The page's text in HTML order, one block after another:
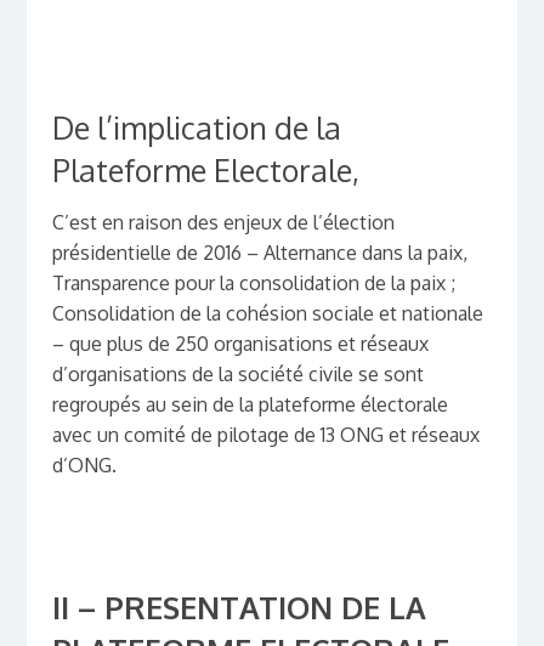
De l’implication de la
Plateforme Electorale,
C’est en raison des enjeux de l’élection
présidentielle de 2016 – Alternance dans la paix,
Transparence pour la consolidation de la paix ;
Consolidation de la cohésion sociale et nationale
– que plus de 250 organisations et réseaux
d’organisations de la société civile se sont
regroupés au sein de la plateforme électorale
avec un comité de pilotage de 13 ONG et réseaux
d’ONG.
II – PRESENTATION DE LA